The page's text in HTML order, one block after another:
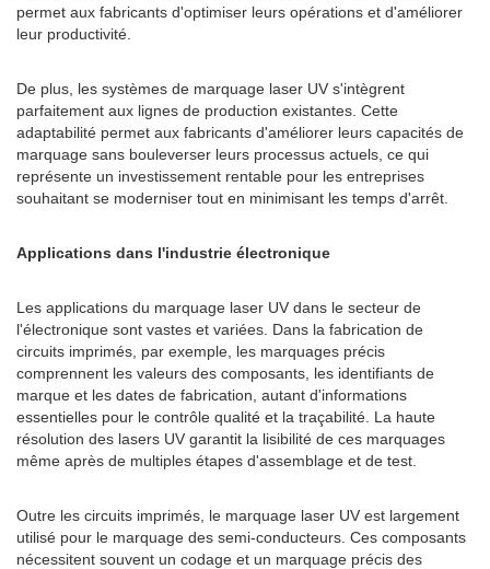
permet aux fabricants d'optimiser leurs opérations et d'améliorer
leur productivité.
De plus, les systèmes de marquage laser UV s'intègrent
parfaitement aux lignes de production existantes. Cette
adaptabilité permet aux fabricants d'améliorer leurs capacités de
marquage sans bouleverser leurs processus actuels, ce qui
représente un investissement rentable pour les entreprises
souhaitant se moderniser tout en minimisant les temps d'arrêt.
Applications dans l'industrie électronique
Les applications du marquage laser UV dans le secteur de
l'électronique sont vastes et variées. Dans la fabrication de
circuits imprimés, par exemple, les marquages ​​précis
comprennent les valeurs des composants, les identifiants de
marque et les dates de fabrication, autant d'informations
essentielles pour le contrôle qualité et la traçabilité. La haute
résolution des lasers UV garantit la lisibilité de ces marquages ​​
même après de multiples étapes d'assemblage et de test.
Outre les circuits imprimés, le marquage laser UV est largement
utilisé pour le marquage des semi-conducteurs. Ces composants
nécessitent souvent un codage et un marquage précis des